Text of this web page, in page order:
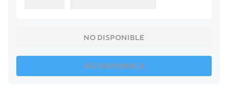
NO DISPONIBLE
NO DISPONIBLE